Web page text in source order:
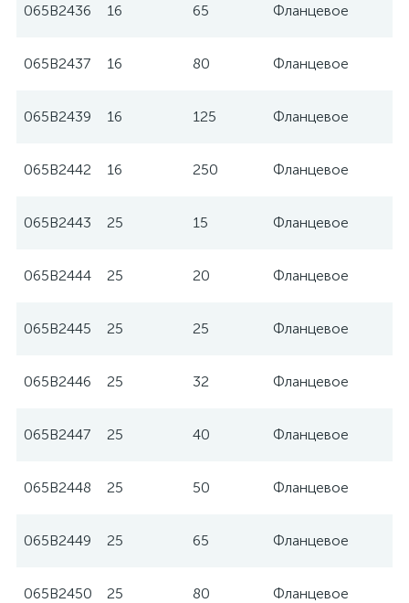
065B2436 16 65 Фланцевое
065B2437 16 80 Фланцевое
065B2439 16 125 Фланцевое
065B2442 16 250 Фланцевое
065B2443 25 15 Фланцевое
065B2444 25 20 Фланцевое
065B2445 25 25 Фланцевое
065B2446 25 32 Фланцевое
065B2447 25 40 Фланцевое
065B2448 25 50 Фланцевое
065B2449 25 65 Фланцевое
065B2450 25 80 Фланцевое